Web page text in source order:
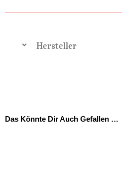
Hersteller
Das Könnte Dir Auch Gefallen …